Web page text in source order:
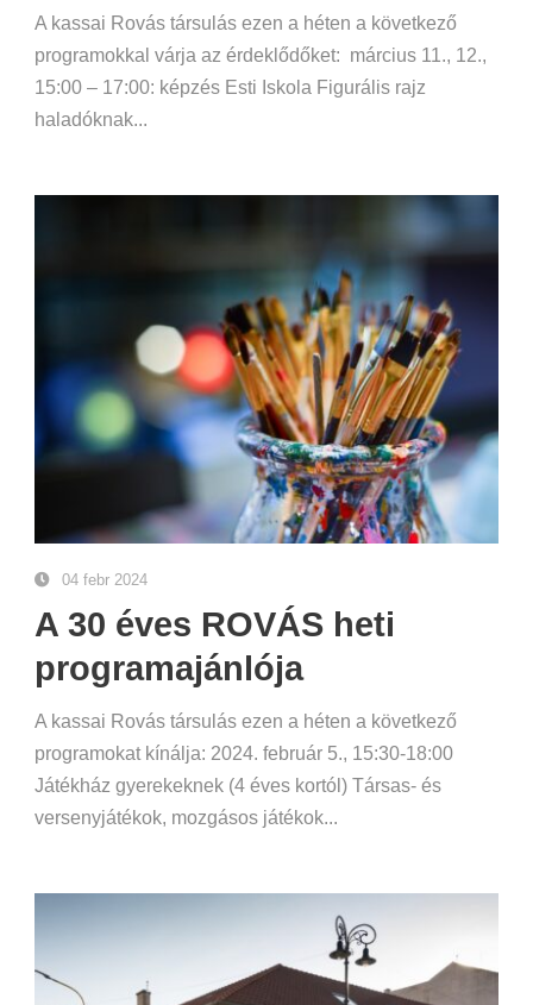
A kassai Rovás társulás ezen a héten a következő
programokkal várja az érdeklődőket: március 11., 12.,
15:00 – 17:00: képzés Esti Iskola Figurális rajz
haladóknak...
04 febr 2024
A 30 éves ROVÁS heti
programajánlója
A kassai Rovás társulás ezen a héten a következő
programokat kínálja: 2024. február 5., 15:30-18:00
Játékház gyerekeknek (4 éves kortól) Társas- és
versenyjátékok, mozgásos játékok...